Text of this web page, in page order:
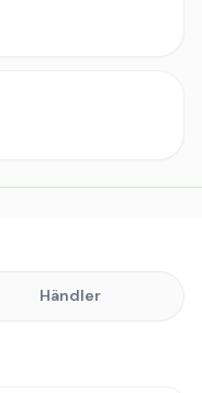
Händler